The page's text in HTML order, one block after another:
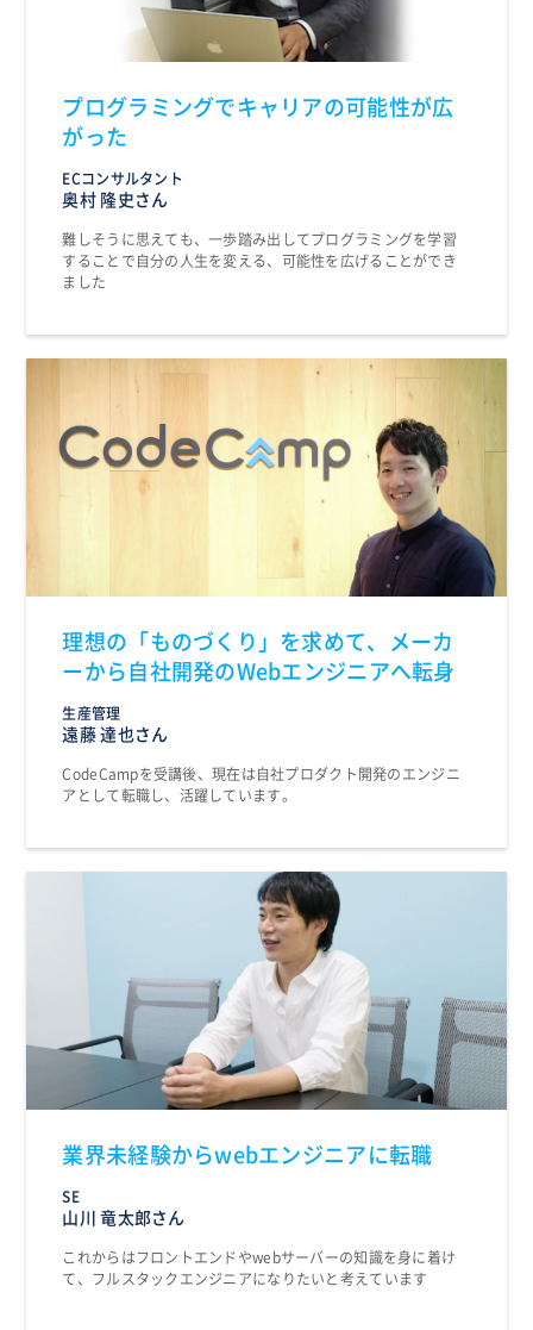
プログラミングでキャリアの可能性が広
がった
ECコンサルタント
奥村 隆史さん
難しそうに思えても、一歩踏み出してプログラミングを学習
することで自分の人生を変える、可能性を広げることができ
ました
理想の「ものづくり」を求めて、メーカ
ーから自社開発のWebエンジニアへ転身
生産管理
遠藤 達也さん
CodeCampを受講後、現在は自社プロダクト開発のエンジニ
アとして転職し、活躍しています。
業界未経験からwebエンジニアに転職
SE
山川 竜太郎さん
これからはフロントエンドやwebサーバーの知識を身に着け
て、フルスタックエンジニアになりたいと考えています